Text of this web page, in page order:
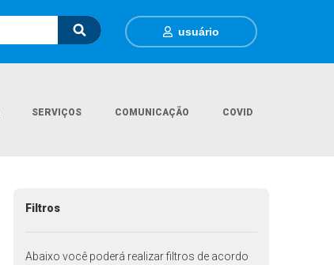
usuário
SERVIÇOS COMUNICAÇÃO COVID
Filtros
Abaixo você poderá realizar filtros de acordo